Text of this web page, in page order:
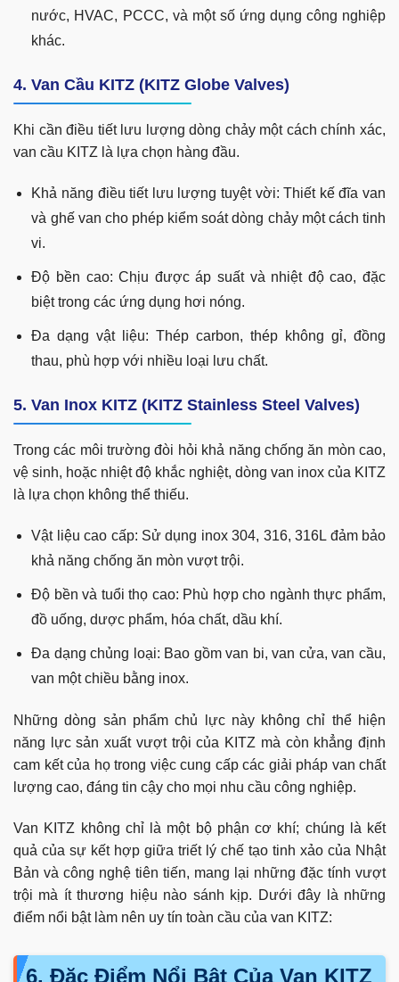
nước, HVAC, PCCC, và một số ứng dụng công nghiệp
khác.
4. Van Cầu KITZ (KITZ Globe Valves)
Khi cần điều tiết lưu lượng dòng chảy một cách chính xác,
van cầu KITZ là lựa chọn hàng đầu.
Khả năng điều tiết lưu lượng tuyệt vời: Thiết kế đĩa van
và ghế van cho phép kiểm soát dòng chảy một cách tinh
vi.
Độ bền cao: Chịu được áp suất và nhiệt độ cao, đặc
biệt trong các ứng dụng hơi nóng.
Đa dạng vật liệu: Thép carbon, thép không gỉ, đồng
thau, phù hợp với nhiều loại lưu chất.
5. Van Inox KITZ (KITZ Stainless Steel Valves)
Trong các môi trường đòi hỏi khả năng chống ăn mòn cao,
vệ sinh, hoặc nhiệt độ khắc nghiệt, dòng van inox của KITZ
là lựa chọn không thể thiếu.
Vật liệu cao cấp: Sử dụng inox 304, 316, 316L đảm bảo
khả năng chống ăn mòn vượt trội.
Độ bền và tuổi thọ cao: Phù hợp cho ngành thực phẩm,
đồ uống, dược phẩm, hóa chất, dầu khí.
Đa dạng chủng loại: Bao gồm van bi, van cửa, van cầu,
van một chiều bằng inox.
Những dòng sản phẩm chủ lực này không chỉ thể hiện
năng lực sản xuất vượt trội của KITZ mà còn khẳng định
cam kết của họ trong việc cung cấp các giải pháp van chất
lượng cao, đáng tin cậy cho mọi nhu cầu công nghiệp.
Van KITZ không chỉ là một bộ phận cơ khí; chúng là kết
quả của sự kết hợp giữa triết lý chế tạo tinh xảo của Nhật
Bản và công nghệ tiên tiến, mang lại những đặc tính vượt
trội mà ít thương hiệu nào sánh kịp. Dưới đây là những
điểm nổi bật làm nên uy tín toàn cầu của van KITZ:
6. Đặc Điểm Nổi Bật Của Van KITZ